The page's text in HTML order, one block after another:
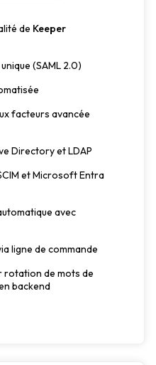
de Keeper
(SAML 2.0)
facteurs avancée
Directory et LDAP
et Microsoft Entra
avec
ligne de commande
rotation de mots de
backend